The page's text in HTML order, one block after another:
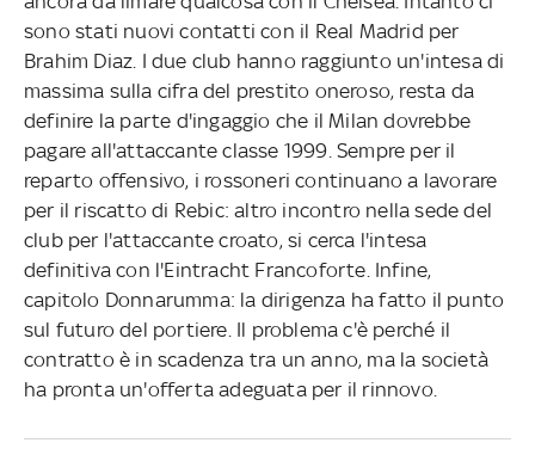
sono stati nuovi contatti con il Real Madrid per
Brahim Diaz. I due club hanno raggiunto un'intesa di
massima sulla cifra del prestito oneroso, resta da
definire la parte d'ingaggio che il Milan dovrebbe
pagare all'attaccante classe 1999. Sempre per il
reparto offensivo, i rossoneri continuano a lavorare
per il riscatto di Rebic: altro incontro nella sede del
club per l'attaccante croato, si cerca l'intesa
definitiva con l'Eintracht Francoforte. Infine,
capitolo Donnarumma: la dirigenza ha fatto il punto
sul futuro del portiere. Il problema c'è perché il
contratto è in scadenza tra un anno, ma la società
ha pronta un'offerta adeguata per il rinnovo.